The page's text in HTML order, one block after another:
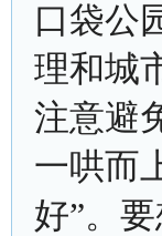
口袋公
理和城
注意避
一哄而
好”。